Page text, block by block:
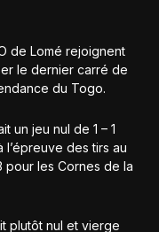
de Lomé rejoignent
le dernier carré de
du Togo.
un jeu nul de 1 – 1
l’épreuve des tirs au
pour les Cornes de la
plutôt nul et vierge